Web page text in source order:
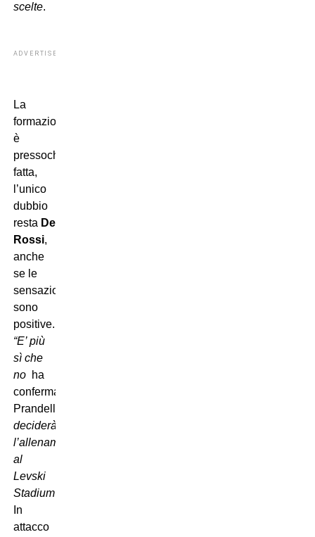
scelte.
ADVERTISEMENT
La
formazione
è
pressoché
fatta,
l’unico
dubbio
resta De
Rossi,
anche
se le
sensazioni
sono
positive.
“E’ più
sì che
no ha
confermato
Prandelli 
deciderà
l’allenamento
al
Levski
Stadium”
In
attacco